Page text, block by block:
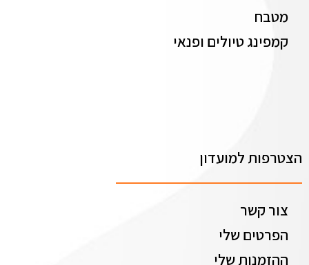
מטבח
קמפינג טיולים ופנאי
הצטרפות למועדון
צור קשר
הפרטים שלי
ההזמנות שלי